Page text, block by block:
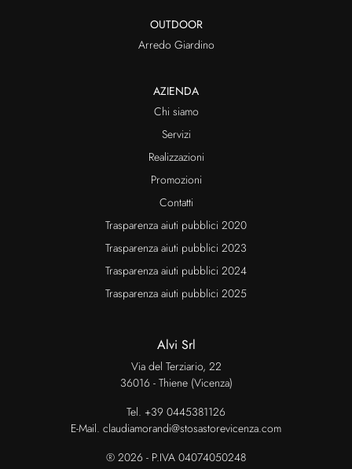
OUTDOOR
Arredo Giardino
AZIENDA
Chi siamo
Servizi
Realizzazioni
Promozioni
Contatti
Trasparenza aiuti pubblici 2020
Trasparenza aiuti pubblici 2023
Trasparenza aiuti pubblici 2024
Trasparenza aiuti pubblici 2025
Alvi Srl
Via del Terziario, 22
36016 - Thiene (Vicenza)
Tel. +39 0445381126
E-Mail. claudiamorandi@stosastorevicenza.com
® 2026 - P.IVA 04074050248